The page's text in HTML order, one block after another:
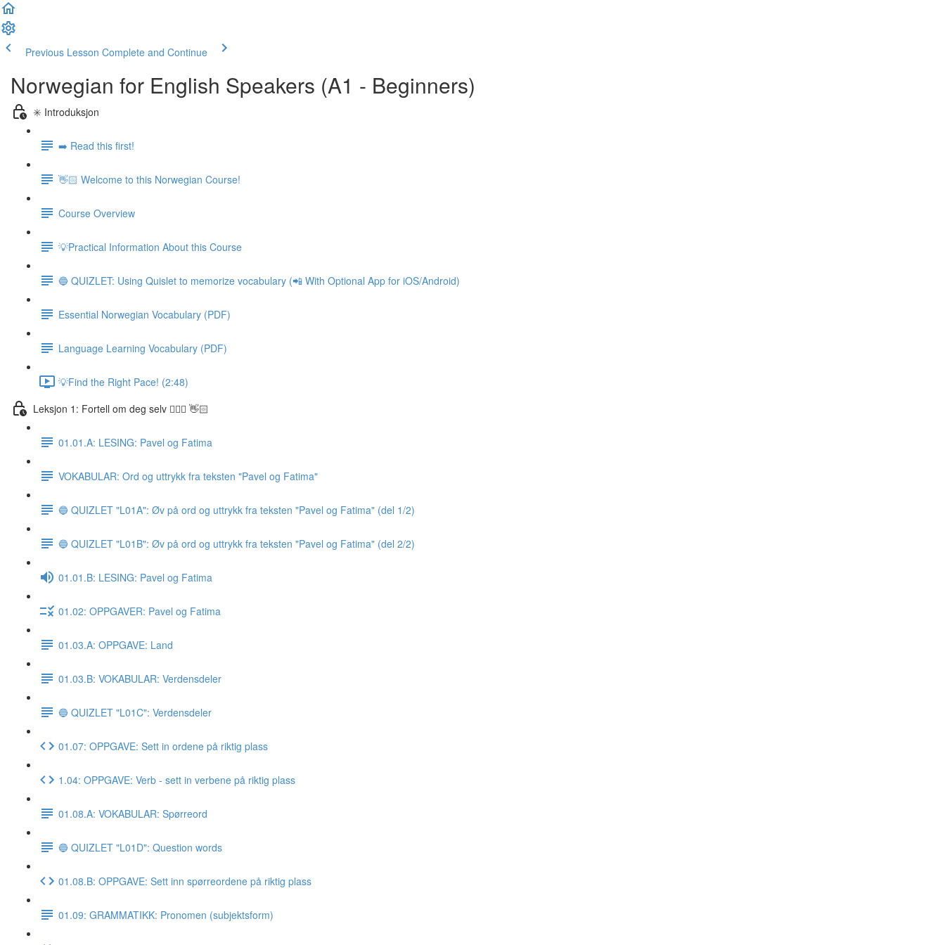
Previous Lesson Complete and Continue
Norwegian for English Speakers (A1 - Beginners)
✳️ Introduksjon
➡️ Read this first!
👋🏻 Welcome to this Norwegian Course!
Course Overview
💡Practical Information About this Course
🔵 QUIZLET: Using Quislet to memorize vocabulary (📲 With Optional App for iOS/Android)
Essential Norwegian Vocabulary (PDF)
Language Learning Vocabulary (PDF)
💡Find the Right Pace! (2:48)
Leksjon 1: Fortell om deg selv 🙋🏽‍♀️ 👋🏻
01.01.A: LESING: Pavel og Fatima
VOKABULAR: Ord og uttrykk fra teksten "Pavel og Fatima"
🔵 QUIZLET "L01A": Øv på ord og uttrykk fra teksten "Pavel og Fatima" (del 1/2)
🔵 QUIZLET "L01B": Øv på ord og uttrykk fra teksten "Pavel og Fatima" (del 2/2)
01.01.B: LESING: Pavel og Fatima
01.02: OPPGAVER: Pavel og Fatima
01.03.A: OPPGAVE: Land
01.03.B: VOKABULAR: Verdensdeler
🔵 QUIZLET "L01C": Verdensdeler
01.07: OPPGAVE: Sett in ordene på riktig plass
1.04: OPPGAVE: Verb - sett in verbene på riktig plass
01.08.A: VOKABULAR: Spørreord
🔵 QUIZLET "L01D": Question words
01.08.B: OPPGAVE: Sett inn spørreordene på riktig plass
01.09: GRAMMATIKK: Pronomen (subjektsform)